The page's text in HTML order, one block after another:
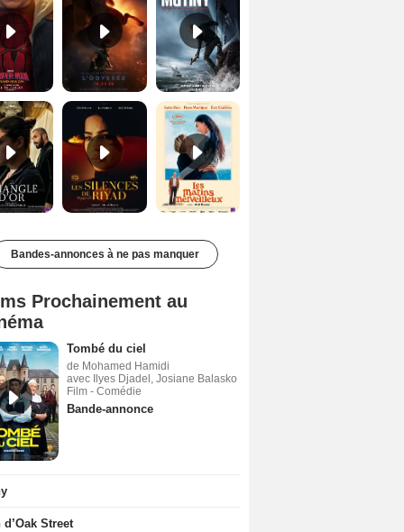
Les Silences de Riyad Bande-annonce VO STFR Les Matins merveilleux Bande-annonce VF
Bandes-annonces à ne pas manquer
Prochainement au
Tombé du ciel
de Mohamed Hamidi
avec Ilyes Djadel, Josiane Balasko
Film - Comédie
Bande-annonce
d’Oak Street